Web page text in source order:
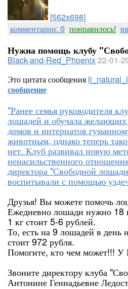
[562x698]
комментарии: 0 понравилось!
Нужна помощь клубу
Black-and-Red_Phoenix22-01-
Это цитата сообщения
сообщение
"Ранее семья руководителя
лошадей и обучала
домов и интернатов
животным, однако теперь
нет. Клуб развивал новую
ненасильственного
директора "Свободной
воспитывали с помощью
Друзья! Вы можете помочь
Ежедневно лошади нужно 18
1 кг стоит 5-6 рублей.
То, есть на 9 лошадей в день
стоит 972 рубля.
Помогите, кто чем может!!! У
Звоните директору клуба
Антонине Геннадьевне